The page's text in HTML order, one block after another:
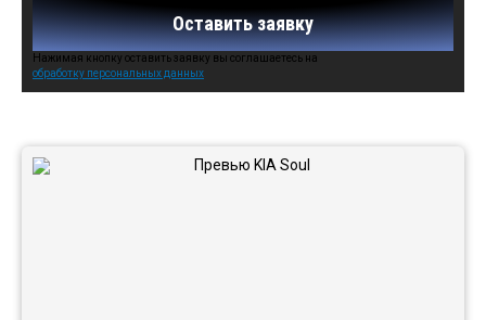
Оставить заявку
Нажимая кнопку оставить заявку вы соглашаетесь на
обработку персональных данных